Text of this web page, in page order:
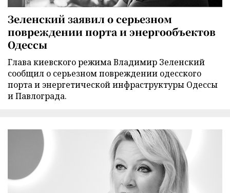
Зеленский заявил о серьезном
повреждении порта и энергообъектов
Одессы
Глава киевского режима Владимир Зеленский
сообщил о серьезном повреждении одесского
порта и энергетической инфраструктуры Одессы
и Павлограда.